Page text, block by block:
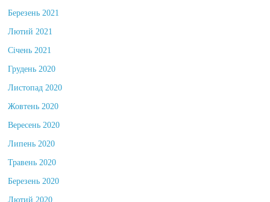
Березень 2021
Лютий 2021
Січень 2021
Грудень 2020
Листопад 2020
Жовтень 2020
Вересень 2020
Липень 2020
Травень 2020
Березень 2020
Лютий 2020